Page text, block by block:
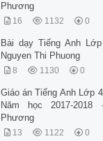
Phương
16 1132 0
Bài dạy Tiếng Anh
Nguyen Thi Phuong
8 1130 0
Giáo án Tiếng Anh Lớp
Năm học 2017-2018
Phương
13 1122 0